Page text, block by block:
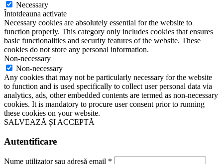
Necessary
Întotdeauna activate
Necessary cookies are absolutely essential for the website to
function properly. This category only includes cookies that ensures
basic functionalities and security features of the website. These
cookies do not store any personal information.
Non-necessary
Non-necessary
Any cookies that may not be particularly necessary for the website
to function and is used specifically to collect user personal data via
analytics, ads, other embedded contents are termed as non-necessary
cookies. It is mandatory to procure user consent prior to running
these cookies on your website.
SALVEAZĂ ȘI ACCEPTĂ
Autentificare
Nume utilizator sau adresă email *